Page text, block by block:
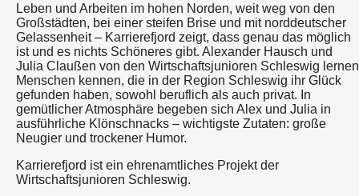
Leben und Arbeiten im hohen Norden, weit weg von den
Großstädten, bei einer steifen Brise und mit norddeutscher
Gelassenheit – Karrierefjord zeigt, dass genau das möglich
ist und es nichts Schöneres gibt. Alexander Hausch und
Julia Claußen von den Wirtschaftsjunioren Schleswig lernen
Menschen kennen, die in der Region Schleswig ihr Glück
gefunden haben, sowohl beruflich als auch privat. In
gemütlicher Atmosphäre begeben sich Alex und Julia in
ausführliche Klönschnacks – wichtigste Zutaten: große
Neugier und trockener Humor.
Karrierefjord ist ein ehrenamtliches Projekt der
Wirtschaftsjunioren Schleswig.